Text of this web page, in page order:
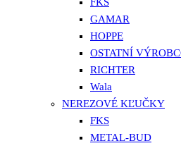
GAMAR
HOPPE
OSTATNÍ
RICHTER
Wala
NEREZOVÉ KĽUČKY
FKS
METAL-BUD